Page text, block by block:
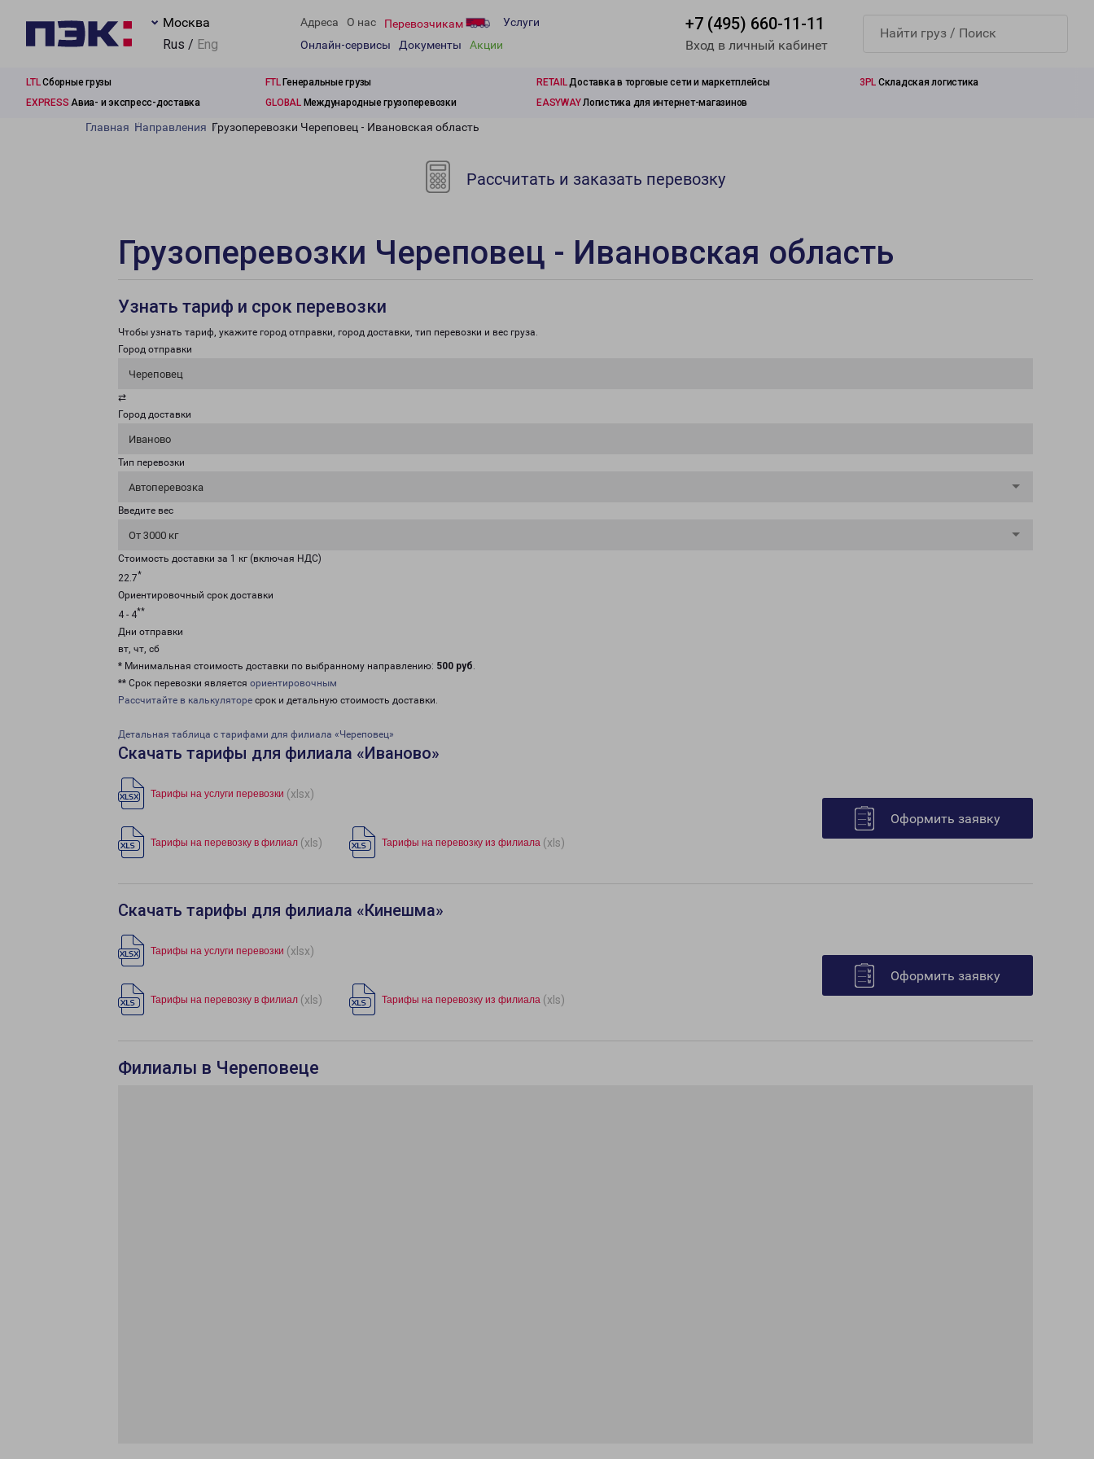
Москва
Rus / Eng
Адреса О нас Перевозчикам
Услуги
Онлайн-сервисы
Документы Акции
+7 (495) 660-11-11
Вход в личный кабинет
LTLСборные грузы FTLГенеральные грузы RETAILДоставка в торговые сети и маркетплейсы 3PL Складская логистика
EXPRESS Авиа- и экспресс-доставка GLOBALМеждународные грузоперевозки EASYWAYЛогистика для интернет-магазинов
Главная Направления Грузоперевозки Череповец - Ивановская область
Рассчитать и заказать перевозку
Грузоперевозки Череповец - Ивановская область
Узнать тариф и срок перевозки
Чтобы узнать тариф, укажите город отправки, город доставки, тип перевозки и вес груза.
Город отправки
Череповец
⇄
Город доставки
Иваново
Тип перевозки
Автоперевозка
Введите вес
От 3000 кг
Стоимость доставки за 1 кг (включая НДС)
22.7*
Ориентировочный срок доставки
4 - 4**
Дни отправки
вт, чт, сб
* Минимальная стоимость доставки по выбранному направлению: 500 руб.
** Срок перевозки является ориентировочным
Рассчитайте в калькуляторе срок и детальную стоимость доставки.
Детальная таблица с тарифами для филиала «Череповец»
Скачать тарифы для филиала «Иваново»
Тарифы на услуги перевозки (xlsx)
Тарифы на перевозку в филиал (xls) Тарифы на перевозку из филиала (xls)
Оформить заявку
Скачать тарифы для филиала «Кинешма»
Тарифы на услуги перевозки (xlsx)
Тарифы на перевозку в филиал (xls) Тарифы на перевозку из филиала (xls)
Оформить заявку
Филиалы в Череповеце